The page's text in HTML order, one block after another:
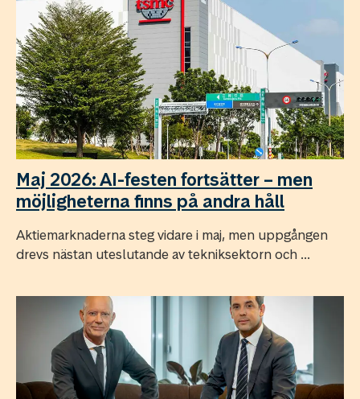
Maj 2026: AI-festen fortsätter – men
möjligheterna finns på andra håll
Aktiemarknaderna steg vidare i maj, men uppgången
drevs nästan uteslutande av tekniksektorn och ...